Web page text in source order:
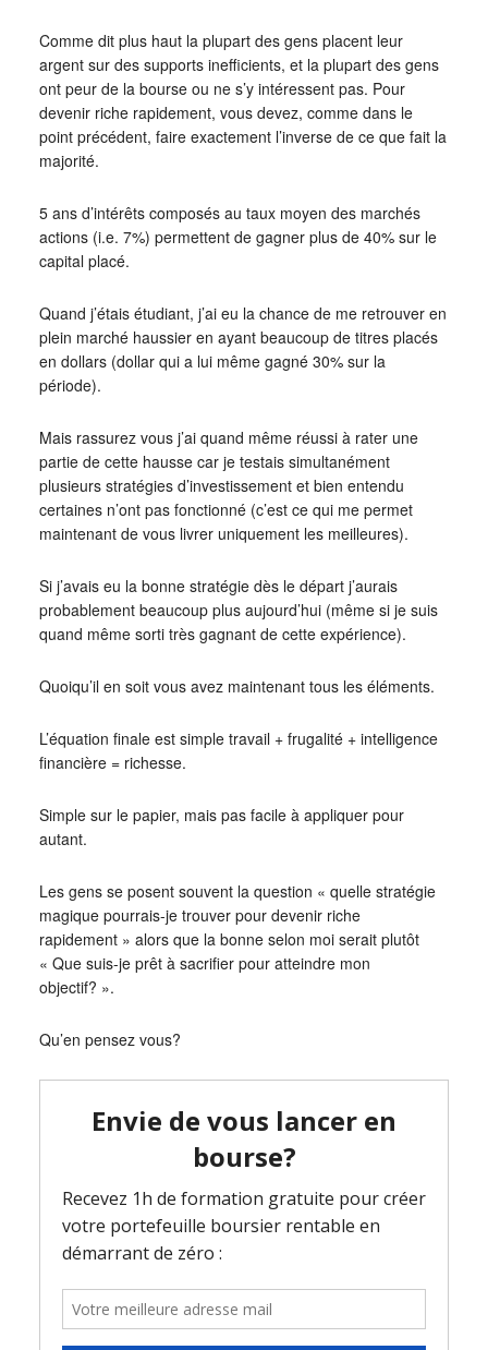
Comme dit plus haut la plupart des gens placent leur
argent sur des supports inefficients, et la plupart des gens
ont peur de la bourse ou ne s’y intéressent pas. Pour
devenir riche rapidement, vous devez, comme dans le
point précédent, faire exactement l’inverse de ce que fait la
majorité.
5 ans d’intérêts composés au taux moyen des marchés
actions (i.e. 7%) permettent de gagner plus de 40% sur le
capital placé.
Quand j’étais étudiant, j’ai eu la chance de me retrouver en
plein marché haussier en ayant beaucoup de titres placés
en dollars (dollar qui a lui même gagné 30% sur la
période).
Mais rassurez vous j’ai quand même réussi à rater une
partie de cette hausse car je testais simultanément
plusieurs stratégies d’investissement et bien entendu
certaines n’ont pas fonctionné (c’est ce qui me permet
maintenant de vous livrer uniquement les meilleures).
Si j’avais eu la bonne stratégie dès le départ j’aurais
probablement beaucoup plus aujourd’hui (même si je suis
quand même sorti très gagnant de cette expérience).
Quoiqu’il en soit vous avez maintenant tous les éléments.
L’équation finale est simple travail + frugalité + intelligence
financière = richesse.
Simple sur le papier, mais pas facile à appliquer pour
autant.
Les gens se posent souvent la question « quelle stratégie
magique pourrais-je trouver pour devenir riche
rapidement » alors que la bonne selon moi serait plutôt
« Que suis-je prêt à sacrifier pour atteindre mon
objectif? ».
Qu’en pensez vous?